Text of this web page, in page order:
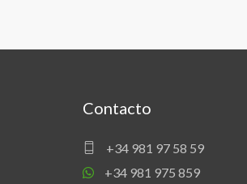
Contacto
+34 981 97 58 59
+34 981 975 859